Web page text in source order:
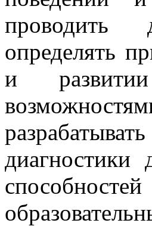
проводить
определять
и
диагностики